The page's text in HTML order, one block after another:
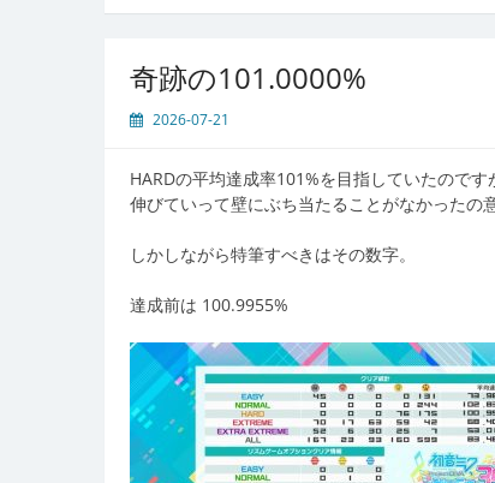
奇跡の101.0000%
2026-07-21
HARDの平均達成率101%を目指していたので
伸びていって壁にぶち当たることがなかったの意
しかしながら特筆すべきはその数字。
達成前は 100.9955%